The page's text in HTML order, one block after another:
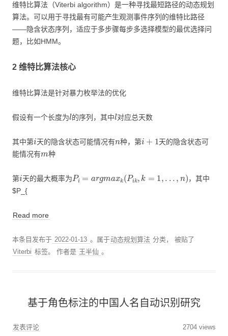
维特比算法（Viterbi algorithm）是一种寻找最短路径的动态规划
算法。可以用于寻找最有可能产生观测事件序列的维特比路径
——隐含状态序列，适应于多步骤每步多选择模型的最优选择问
题，比如HMM。
2 维特比算法核心
维特比算法是针对暴力枚举法的优化
假设有一个长度为l的序列，其中l对应总天数
其中第i天的隐含状态可能情况有n 种，第i+ 1
天的隐含状态可
能情况有
种
第i天的最大概率为 Pi Pik, = ..
，其中
$P_{
Read more
本条目发布于 2022-01-13 。属于动态规划算法 分类， 被贴了
Viterbi 标签。 作者是 王半仙 。
基于角色标注的中国人名自动识别研究
发表评论 2704 views